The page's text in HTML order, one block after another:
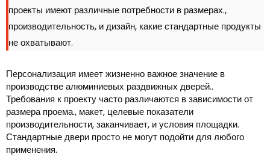
проекты имеют различные потребности в размерах.,
производительность, и дизайн, какие стандартные продукты
не охватывают.
Персонализация имеет жизненно важное значение в
производстве алюминиевых раздвижных дверей..
Требования к проекту часто различаются в зависимости от
размера проема., макет, целевые показатели
производительности, заканчивает, и условия площадки.
Стандартные двери просто не могут подойти для любого
применения.